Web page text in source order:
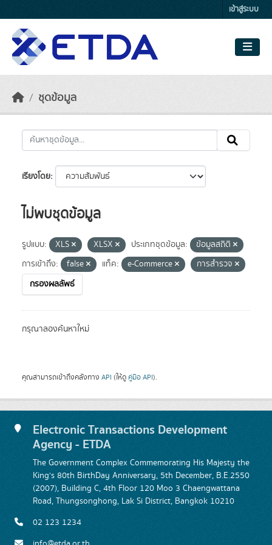
เข้าสู่ระบบ
ชุดข้อมูล
เรียงโดย
ไม่พบชุดข้อมูล
รูปแบบ: XLS XLSX ประเภทชุดข้อมูล:
ข้อมูลสถิติ
การเข้าถึง:
false แท็ค: e-Commerce
การสำรวจ
กรองผลลัพธ์
กรุณาลองค้นหาใหม่
คุณสามารถเข้าถึงคลังทาง API (ให้ดู คู่มือ API).
Electronic Transactions Development
Agency - ETDA
The Government Complex Commemorating His Majesty the
King's 80th BirthDay Anniversary, 5th December, B.E.2550
(2007), Building C, 4th Floor 120 Moo 3 Chaengwattana
Road, Thungsonghong, Lak Si District, Bangkok 10210
02 123 1234